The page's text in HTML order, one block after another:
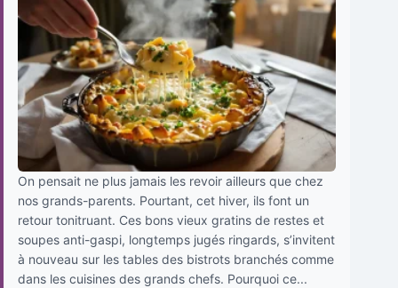
On pensait ne plus jamais les revoir ailleurs que chez
nos grands-parents. Pourtant, cet hiver, ils font un
retour tonitruant. Ces bons vieux gratins de restes et
soupes anti-gaspi, longtemps jugés ringards, s’invitent
à nouveau sur les tables des bistrots branchés comme
dans les cuisines des grands chefs. Pourquoi ce...